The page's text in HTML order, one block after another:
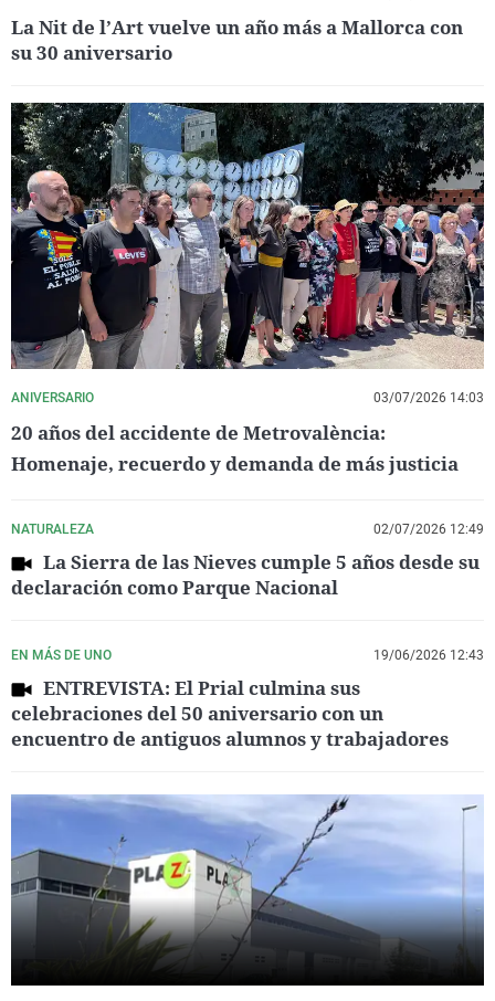
La Nit de l’Art vuelve un año más a Mallorca con
su 30 aniversario
ANIVERSARIO 03/07/2026 14:03
20 años del accidente de Metrovalència:
Homenaje, recuerdo y demanda de más justicia
NATURALEZA 02/07/2026 12:49
La Sierra de las Nieves cumple 5 años desde su
declaración como Parque Nacional
EN MÁS DE UNO 19/06/2026 12:43
ENTREVISTA: El Prial culmina sus
celebraciones del 50 aniversario con un
encuentro de antiguos alumnos y trabajadores